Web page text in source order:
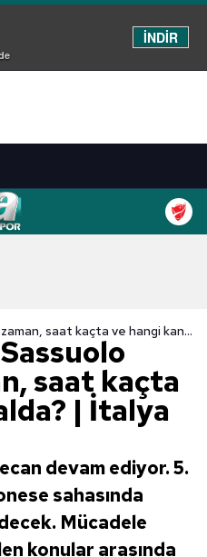
İNDİR
Cremonese - Sassuolo maçı ne zaman, saat kaçta ve hangi kanalda? | İtalya Serie A
saat kaçta
| İtalya
devam ediyor. 5.
sahasında
Mücadele
konular arasında